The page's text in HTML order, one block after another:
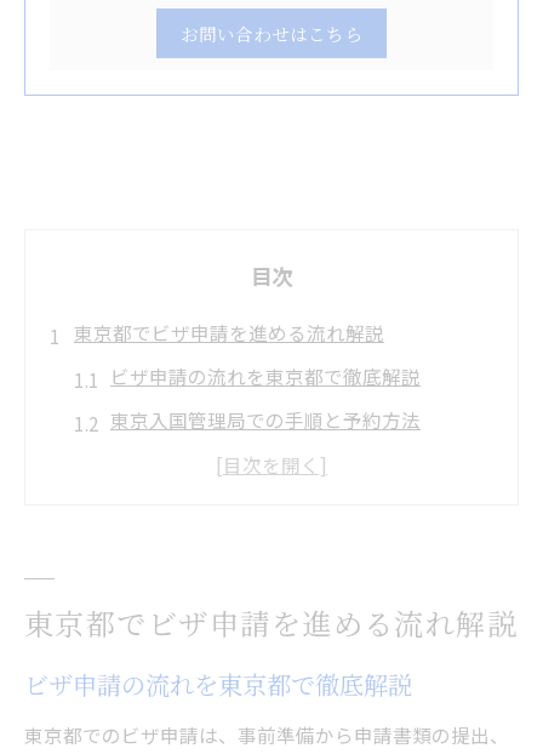
お問い合わせはこちら
目次
東京都でビザ申請を進める流れ解説
ビザ申請の流れを東京都で徹底解説
東京入国管理局での手順と予約方法
ビザ申請に必要なステップと準備の要点
ビザ申請の事前準備で失敗しないコツ
必要書類とチェックリストの作り方解説
書類不備を防ぐビザ申請準備のポイント
東京都でビザ申請を進める流れ解説
ビザ申請の流れを東京都で徹底解説
東京都でのビザ申請は、事前準備から申請書類の提出、